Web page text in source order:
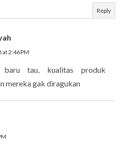
Reply
at 2:46 PM
tau, kualitas produk
mereka gak diragukan